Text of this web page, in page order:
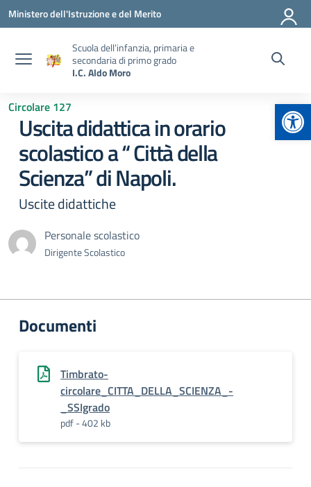
Vai ai contenuti
Vai al menu di navigazione
Vai al footer
Ministero dell'Istruzione e del Merito
Scuola dell’infanzia, primaria e
secondaria di primo grado
I.C. Aldo Moro
Circolare 127
Uscita didattica in orario
scolastico a “ Città della
Scienza” di Napoli.
Uscite didattiche
Personale scolastico
Dirigente Scolastico
Documenti
Timbrato-
circolare_CITTA_DELLA_SCIENZA_-
_SSIgrado
pdf - 402 kb